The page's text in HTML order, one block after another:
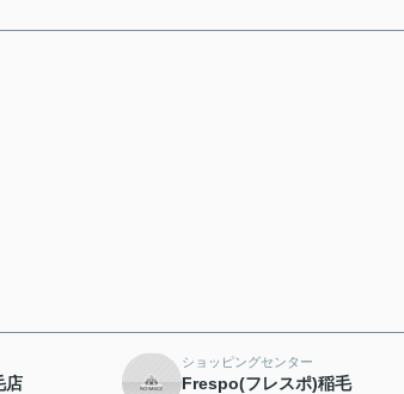
店
ショッピングセンター
Frespo(フレスポ)稲毛